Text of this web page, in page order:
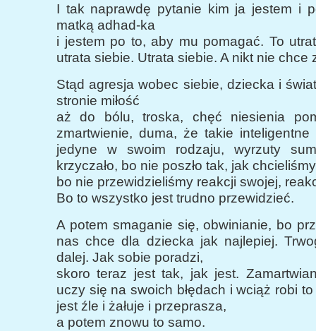
I tak naprawdę pytanie kim ja jestem i
matką adhad-ka
i jestem po to, aby mu pomagać. To
utrata siebie. Utrata siebie. A nikt nie chce
Stąd agresja wobec siebie, dziecka i
stronie miłość
aż do bólu, troska, chęć niesienia
zmartwienie, duma, że takie
jedyne w swoim rodzaju, wyrzuty
krzyczało, bo nie poszło tak, jak
bo nie przewidzieliśmy reakcji swojej,
Bo to wszystko jest trudno przewidzieć.
A potem smaganie się, obwinianie, bo
nas chce dla dziecka jak najlepiej.
dalej. Jak sobie poradzi,
skoro teraz jest tak, jak jest.
uczy się na swoich błędach i wciąż robi
jest źle i żałuje i przeprasza,
a potem znowu to samo.